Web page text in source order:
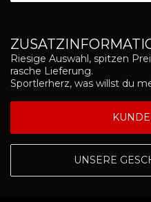
Riesige Auswahl, spitzen
rasche Lieferung.
Sportlerherz, was willst du
UNSERE